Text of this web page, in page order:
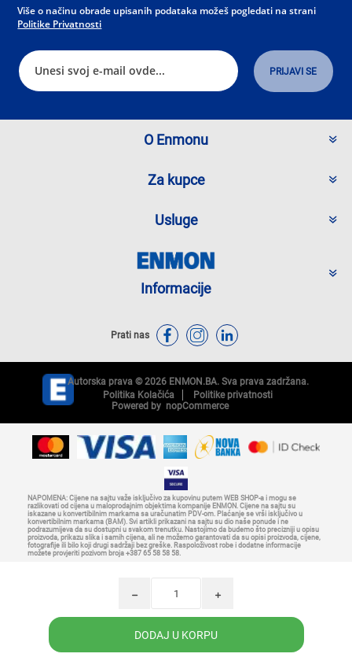
i
h
Više o načinu obrade upisanih podataka možeš pogledati na strani
Politike Privatnosti
O Enmonu
Za kupce
Usluge
Informacije
Prati nas
Autorska prava © 2026 ENMON.BA. Sva prava zadržana.
Politika Kolačića
Politike privatnosti
Powered by nopCommerce
NAPOMENA: Cijene na sajtu važe isključivo za kupovinu putem WEB SHOP-a i mogu se
razlikovati od cijena u maloprodajnim objektima kompanije ENMON. Cijene na sajtu su
iskazane u konvertibilnim markama sa uračunatim PDV-om. Plaćanje se vrši isključivo u
konvertibilnim markama (BAM). Svi artikli prikazani na sajtu su dio naše ponude i ne
podrazumijeva da su dostupni u svakom trenutku. Nastojimo da budemo što precizniji u opisu
proizvoda, prikazu slika i samih cijena, ali ne možemo garantovati da su opisi proizvoda, cijene,
fotografije ili bilo koji drugi sadržaji bez greške. Raspoloživost robe i dodatne informacije
možete provjeriti pozivom broja +387 65 58 58 58.